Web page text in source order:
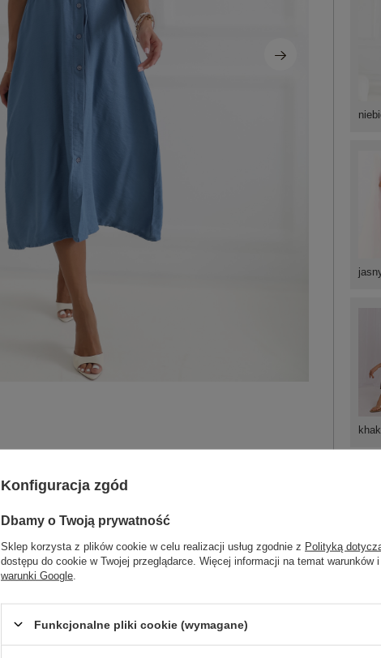
Konfiguracja zgód
Dbamy o Twoją prywatność
Sklep korzysta z plików cookie w celu realizacji usług zgodnie z Polityką
dostępu do cookie w Twojej przeglądarce. Więcej informacji na temat
warunki Google
Funkcjonalne pliki cookie (wymagane)